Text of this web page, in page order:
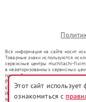
Вся информация на сайте носит
Товарные знаки используются
сервисные центры mur.hitachi-
в неавторизованных сервисных
правообладателями товарных
Ремонт осуществляется для
со статьей 1487 ГК РФ.
Использование товарных знаков
потребителей в заблуждение, а
Этот сайт
ознакомиться с